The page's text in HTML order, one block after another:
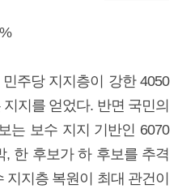
주당 지지층이 강한 4050
지를 얻었다. 반면 국민의
는 보수 지지 기반인 6070
한 후보가 하 후보를 추격
지지층 복원이 최대 관건이